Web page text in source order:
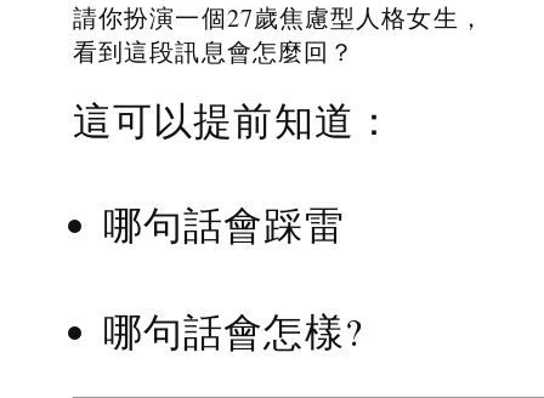
請你扮演一個27歲焦慮型人格女生，
看到這段訊息會怎麼回？
這可以提前知道：
哪句話會踩雷
哪句話會怎樣?